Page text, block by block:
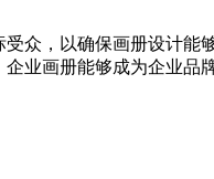
众，以确保画册设计
业画册能够成为企业品